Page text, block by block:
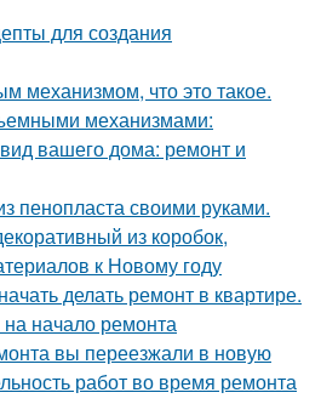
для создания
механизмом, что это такое.
механизмами:
вашего дома: ремонт и
пенопласта своими руками.
из коробок,
к Новому году
делать ремонт в квартире.
начало ремонта
вы переезжали в новую
работ во время ремонта